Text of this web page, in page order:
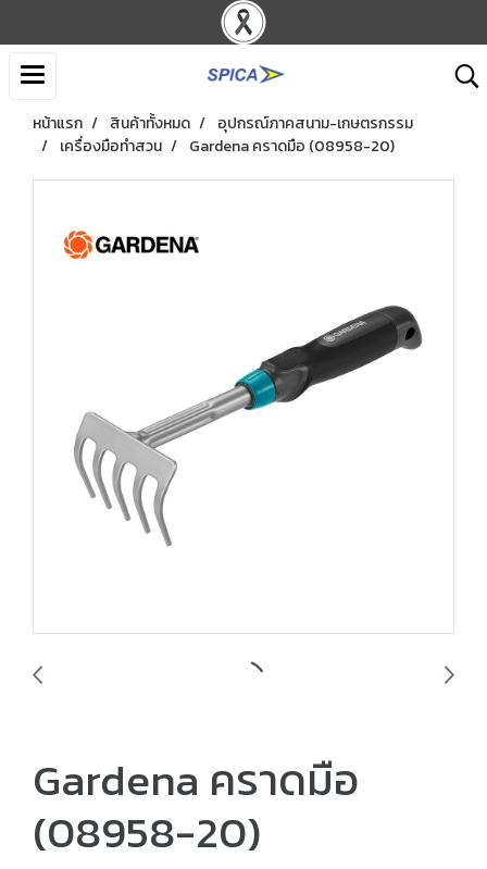
หน้าแรก สินค้าทั้งหมด
อุปกรณ์ภาคสนาม-เกษตรกรรม
เครื่องมือทำสวน
Gardena คราดมือ (08958-20)
Gardena คราดมือ
(08958-20)